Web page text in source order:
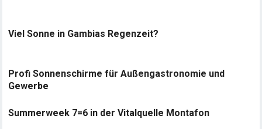
Viel Sonne in Gambias Regenzeit?
Profi Sonnenschirme für Außengastronomie und
Gewerbe
Summerweek 7=6 in der Vitalquelle Montafon